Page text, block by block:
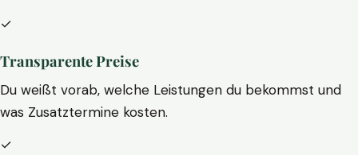
✓
Transparente Preise
Du weißt vorab, welche Leistungen du bekommst und
was Zusatztermine kosten.
✓